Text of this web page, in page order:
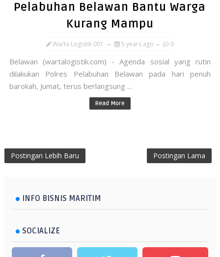
Pelabuhan Belawan Bantu Warga
Kurang Mampu
Warta Logistik 001 5 years ago 0
Belawan (wartalogistik.com) - Agenda sosial yang rutin
dilakukan Polres Pelabuhan Belawan pada hari penuh
barokah, Jumat, terus berlangsung ...
Read More
Postingan Lebih Baru Postingan Lama
INFO BISNIS MARITIM
SOCIALIZE